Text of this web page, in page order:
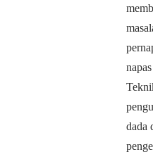
dada